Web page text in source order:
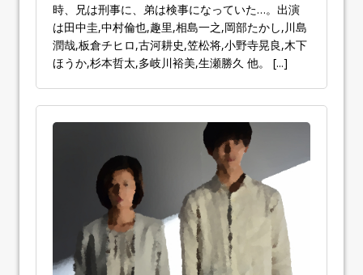
時、兄は刑事に、弟は検事になっていた…。出演
は田中圭,中村倫也,趣里,相島一之,岡部たかし,川島
潤哉,板倉チヒロ,古河耕史,笠松将,小野寺晃良,木下
ほうか,杉本哲太,多岐川裕美,生瀬勝久 他。 [...]